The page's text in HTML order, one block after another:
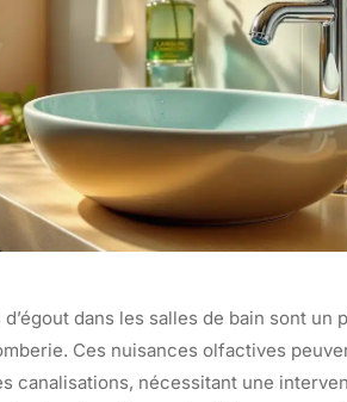
d’égout dans les salles de bain sont
Ces nuisances olfactives
canalisations, nécessitant une